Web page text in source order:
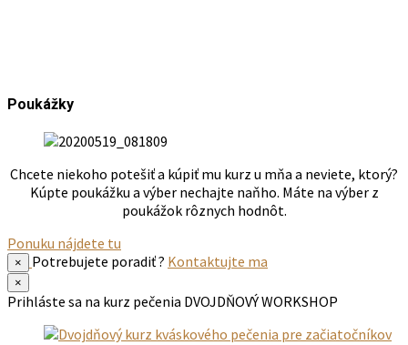
Poukážky
Chcete niekoho potešiť a kúpiť mu kurz u mňa a neviete, ktorý?
Kúpte poukážku a výber nechajte naňho. Máte na výber z
poukážok rôznych hodnôt.
Ponuku nájdete tu
× Potrebujete poradiť ? Kontaktujte ma
×
Prihláste sa na kurz pečenia DVOJDŇOVÝ WORKSHOP